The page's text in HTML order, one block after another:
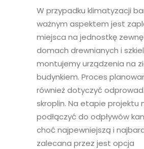
W przypadku klimatyzacji
ważnym aspektem jest
miejsca na jednostkę
domach drewnianych i
montujemy urządzenia na
budynkiem. Proces
również dotyczyć
skroplin. Na etapie projektu
podłączyć do odpływów
choć najpewniejszą i
zalecana przez jest opcja